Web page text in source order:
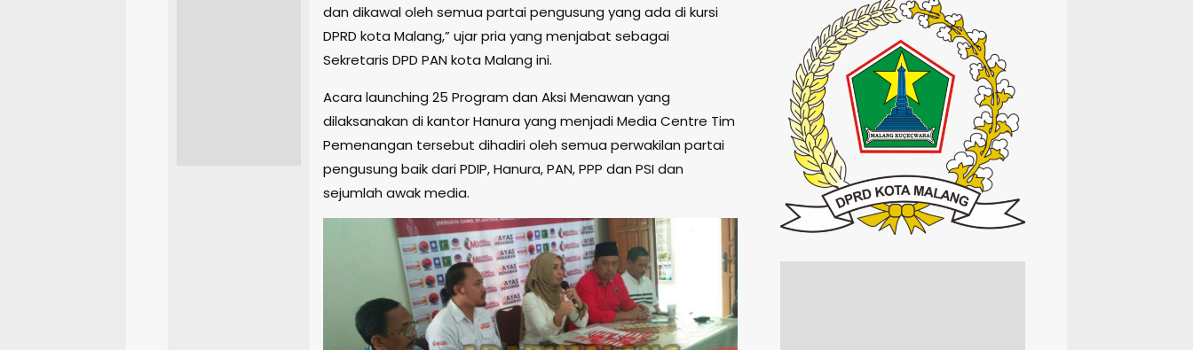
dan dikawal oleh semua partai pengusung yang ada di kursi
DPRD kota Malang,” ujar pria yang menjabat sebagai
Sekretaris DPD PAN kota Malang ini.
Acara launching 25 Program dan Aksi Menawan yang
dilaksanakan di kantor Hanura yang menjadi Media Centre Tim
Pemenangan tersebut dihadiri oleh semua perwakilan partai
pengusung baik dari PDIP, Hanura, PAN, PPP dan PSI dan
sejumlah awak media.